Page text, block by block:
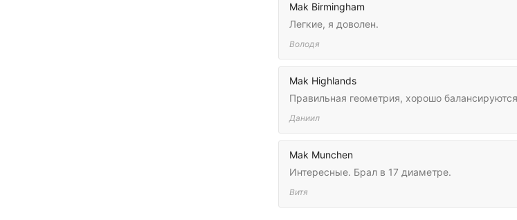
Mak Birmingham
Легкие, я доволен.
Володя
Mak Highlands
Правильная геометрия, хорошо
Даниил
Mak Munchen
Интересные. Брал в 17 диаметре.
Витя